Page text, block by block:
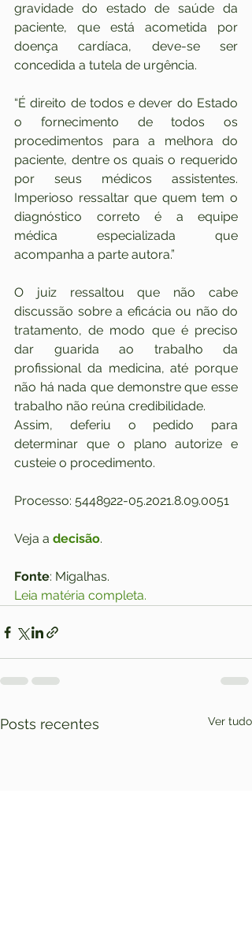
gravidade do estado de saúde da
paciente, que está acometida por
doença cardíaca, deve-se ser
concedida a tutela de urgência.
“É direito de todos e dever do Estado
o fornecimento de todos os
procedimentos para a melhora do
paciente, dentre os quais o requerido
por seus médicos assistentes.
Imperioso ressaltar que quem tem o
diagnóstico correto é a equipe
médica especializada que
acompanha a parte autora.”
O juiz ressaltou que não cabe
discussão sobre a eficácia ou não do
tratamento, de modo que é preciso
dar guarida ao trabalho da
profissional da medicina, até porque
não há nada que demonstre que esse
trabalho não reúna credibilidade.
Assim, deferiu o pedido para
determinar que o plano autorize e
custeie o procedimento.
Processo: 5448922-05.2021.8.09.0051
Veja a decisão.
Fonte: Migalhas.
Leia matéria completa.
Posts recentes Ver tudo